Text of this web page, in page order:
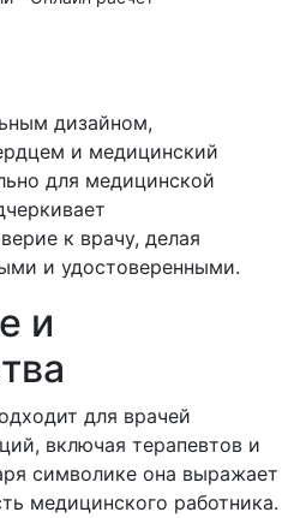
дизайном,
и медицинский
для медицинской
к врачу, делая
и удостоверенными.
и
для врачей
включая терапевтов и
символике она выражает
медицинского работника.